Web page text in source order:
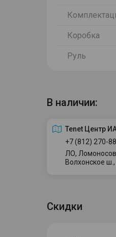
Коробка
Руль
В наличии:
Tenet Центр
+7 (812) 270-
ЛО,
Волхонское
Скидки